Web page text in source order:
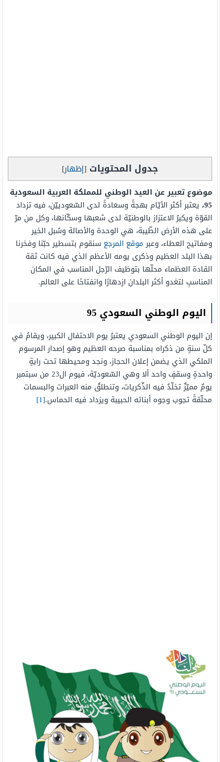
جدول المحتويات [إظهار]
موضوع تعبير عن العيد الوطني للمملكة العربية السعودية
95، يعتبر أكثر الأيّام بهجةً وسعادةً لدى السّعودييّن، فيه تزداد
القوّة ويكبرُ الاعتزاز بالوطنيّة لدى شعبها وسكّانها، وكل من مرّ
على هذه الأرض الطّيبة، هي الوحدة والأصالة وسُبل الخير
ومفاتيح العطاء، وعبرموقع المرجع سنقوم بتسطير حبّنا وفخرنا
بهذا البلد العظيم وذكرى يومه الأعظم الذي فيه كانت ثقة
القادة العظماء محلّها بتوظيف الرّجل المناسب في المكان
المناسبِ لتغدو أكثر البلدان ازدهارًا وانفتاحًا على العالم.
اليوم الوطني السعودي 95
إن اليوم الوطني السعودي يعتبرُ يوم الاحتفال الكبير، ويقامُ في
كلّ سنةٍ من ذكراه بمناسبة صرحه العظيم وهو إصدار المرسوم
الملكي الذي يضمن إعلان الحجاز، ونجد ومحيطها تحت رايةٍ
واحدةٍ وسقفٍ واحد ألا وهي السّعوديّة، فيوم ال23 من سبتمبر
يومٌ مميّزٌ تخلّدُ فيه الذّكريات، وتنطلقُ منه العبرات والبسمات
محلّقةً تجوب وجوه أبنائه الحبيبة ويزداد فيه الحماس.[1]